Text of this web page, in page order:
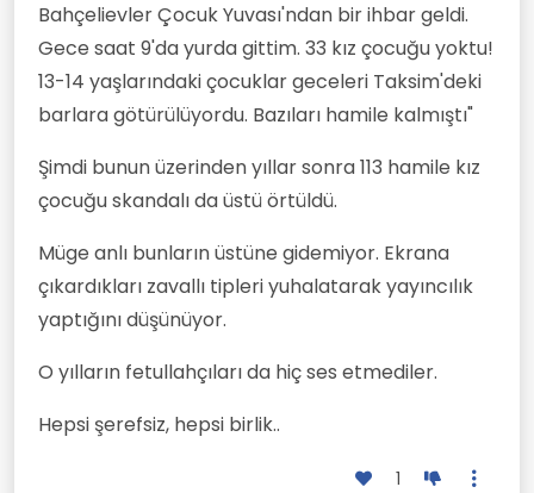
Bahçelievler Çocuk Yuvası'ndan bir ihbar geldi.
Gece saat 9'da yurda gittim. 33 kız çocuğu yoktu!
13-14 yaşlarındaki çocuklar geceleri Taksim'deki
barlara götürülüyordu. Bazıları hamile kalmıştı"
Şimdi bunun üzerinden yıllar sonra 113 hamile kız
çocuğu skandalı da üstü örtüldü.
Müge anlı bunların üstüne gidemiyor. Ekrana
çıkardıkları zavallı tipleri yuhalatarak yayıncılık
yaptığını düşünüyor.
O yılların fetullahçıları da hiç ses etmediler.
Hepsi şerefsiz, hepsi birlik..
1